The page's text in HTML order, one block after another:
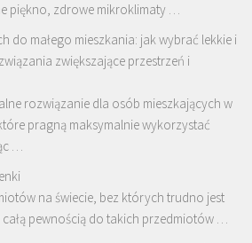
piękno, zdrowe mikroklimaty …
do małego mieszkania: jak wybrać lekkie i
zwiększające przestrzeń i
rozwiązanie dla osób mieszkających w
pragną maksymalnie wykorzystać
…
na świecie, bez których trudno jest
pewnością do takich przedmiotów …